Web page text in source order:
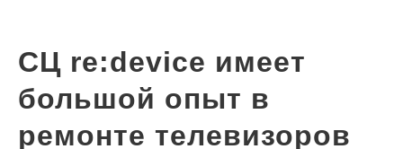
СЦ re:device имеет
большой опыт в
ремонте телевизоров